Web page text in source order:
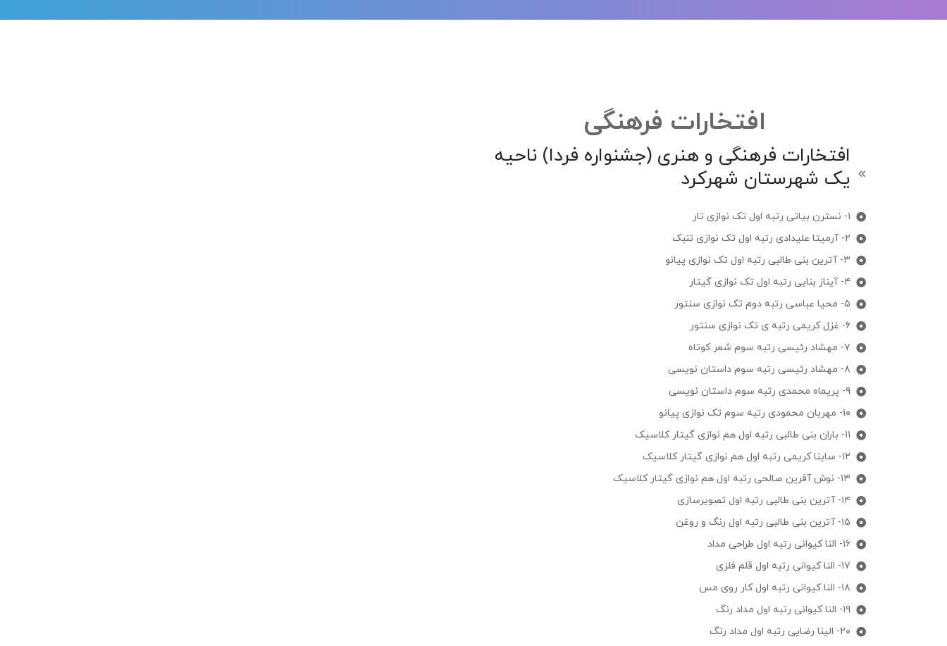
افتخارات فرهنگی
افتخارات فرهنگی و هنری (جشنواره فردا) ناحیه
یک شهرستان شهرکرد
۱- نسترن بیاتی رتبه اول تک نوازی تار
۲- آرمیتا علیدادی رتبه اول تک نوازی تنبک
۳- آترین بنی طالبی رتبه اول تک نوازی پیانو
۴- آیناز بنایی رتبه اول تک نوازی گیتار
۵- محیا عباسی رتبه دوم تک نوازی سنتور
۶- غزل کریمی رتبه ی تک نوازی سنتور
۷- مهشاد رئیسی رتبه سوم شعر کوتاه
۸- مهشاد رئیسی رتبه سوم داستان نویسی
۹- پریماه محمدی رتبه سوم داستان نویسی
۱۰- مهربان محمودی رتبه سوم تک نوازی پیانو
۱۱- باران بنی طالبی رتبه اول هم نوازی گیتار کلاسیک
۱۲- ساینا کریمی رتبه اول هم نوازی گیتار کلاسیک
۱۳- نوش آفرین صالحی رتبه اول هم نوازی گیتار کلاسیک
۱۴- آترین بنی طالبی رتبه اول تصویرسازی
۱۵- آترین بنی طالبی رتبه اول رنگ و روغن
۱۶- النا کیوانی رتبه اول طراحی مداد
۱۷- النا کیوانی رتبه اول قلم فلزی
۱۸- النا کیوانی رتبه اول کار روی مس
۱۹- النا کیوانی رتبه اول مداد رنگ
۲۰- الینا رضایی رتبه اول مداد رنگ